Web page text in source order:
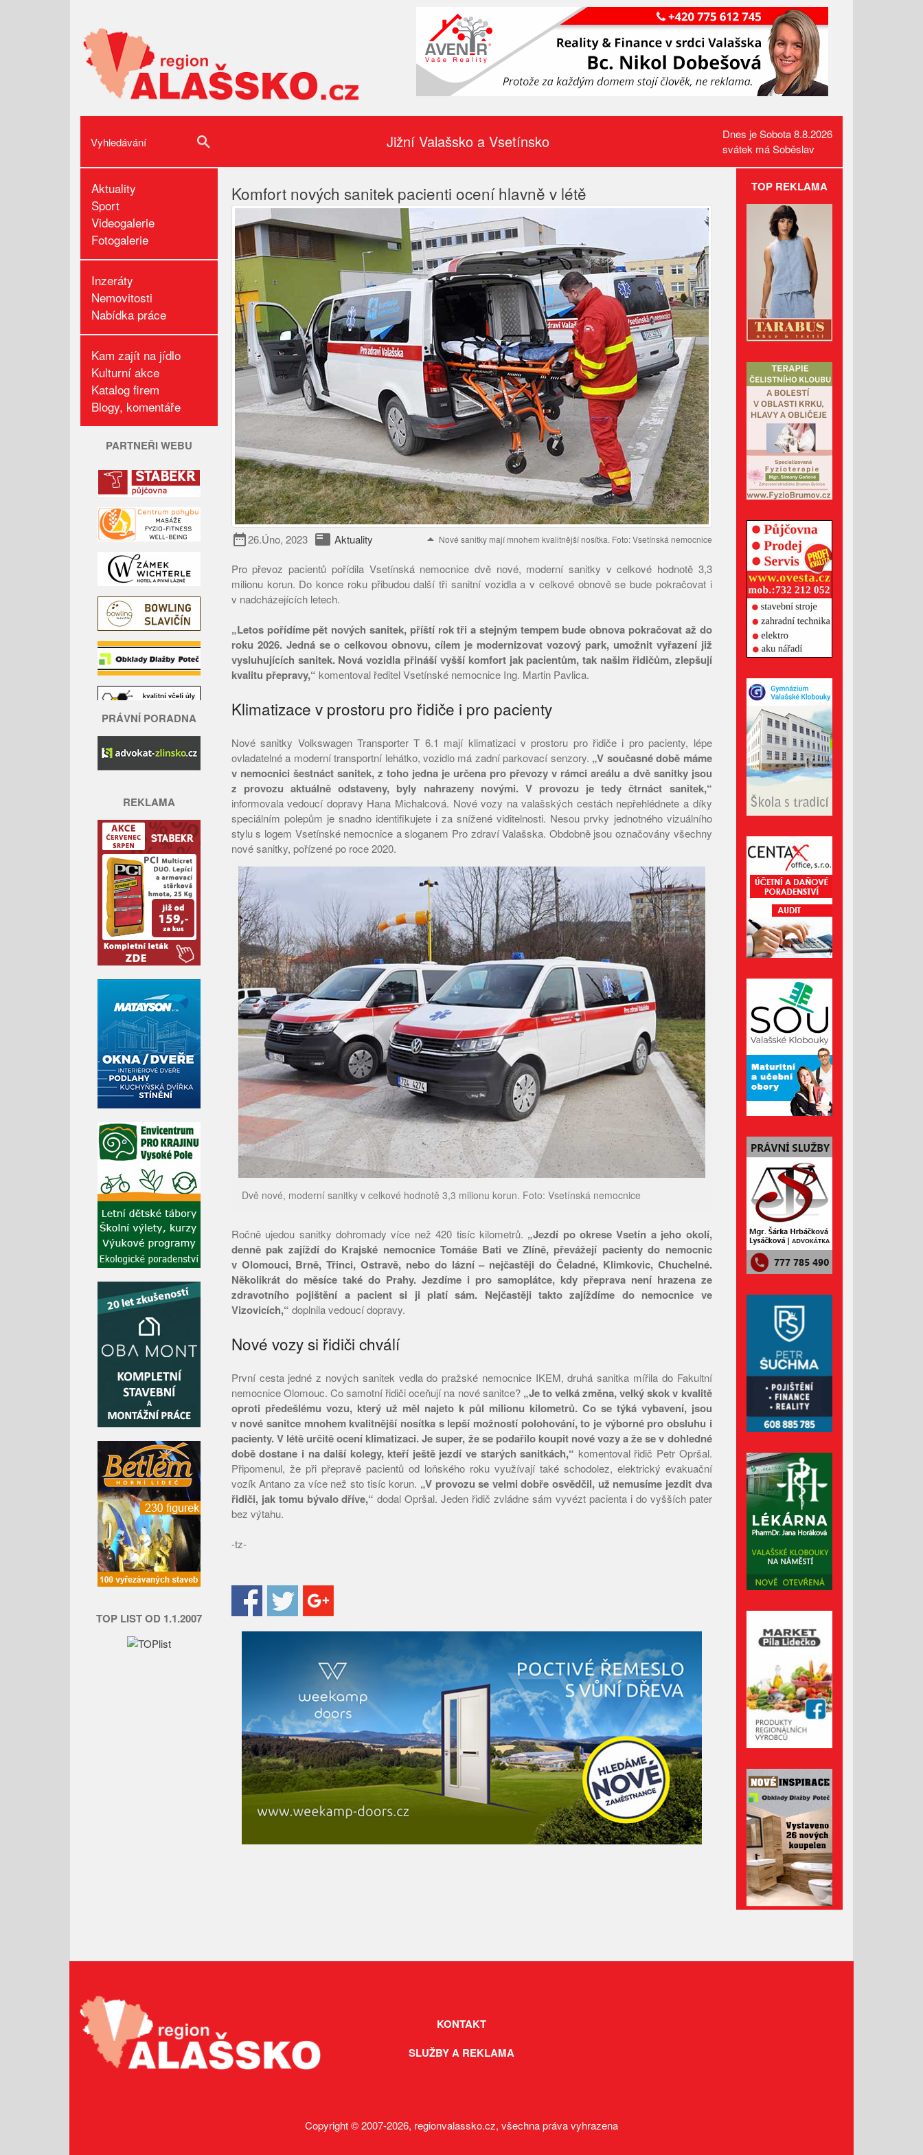
Požár pole v Lidečku vznikl při
sklizňových pracích. Oheň
zastavili hasiči
Kamerový systém nově dohlíží
na skatepark v Luhačovicích
Přehled kulturních akcí v okolí
Administrativní budova z
Valašska patří mezi nejlepší
dřevostavby Evropy
ve Valašských Kloboukách je
už hotová
Srpen 2026
Červen 2026
Květen 2026
Duben 2026
Březen 2026
Únor 2026
Leden 2026
Prosinec 2025
Listopad 2025
Říjen 2025
Září 2025
Srpen 2025
Červenec 2025
Červen 2025
Květen 2025
Duben 2025
Březen 2025
Únor 2025
Leden 2025
Prosinec 2024
Listopad 2024
Říjen 2024
Září 2024
Srpen 2024
Červenec 2024
Červen 2024
Květen 2024
Duben 2024
Březen 2024
Únor 2024
Prosinec 2023
Listopad 2023
Říjen 2023
Září 2023
Srpen 2023
Červenec 2023
Červen 2023
Duben 2023
Březen 2023
Únor 2023
Leden 2023
Prosinec 2022
Listopad 2022
Říjen 2022
Srpen 2022
Červenec 2022
Červen 2022
Květen 2022
Duben 2022
Březen 2022
Únor 2022
Prosinec 2021
Listopad 2021
Říjen 2021
Září 2021
Srpen 2021
Červenec 2021
Červen 2021
Květen 2021
Duben 2021
Březen 2021
Únor 2021
Leden 2021
Prosinec 2020
Listopad 2020
Říjen 2020
Jižní Valašsko a Vsetínsko
Dnes je Sobota 8.8.2026
svátek má Soběslav
Aktuality
Sport
Videogalerie
Fotogalerie
Inzeráty
Nemovitosti
Nabídka práce
Kam zajít na jídlo
Kulturní akce
Katalog firem
Blogy, komentáře
PARTNEŘI WEBU
PRÁVNÍ PORADNA
REKLAMA
TOP LIST OD 1.1.2007
Komfort nových sanitek pacienti ocení hlavně v létě
date_range26.Úno, 2023 featured_play_list Aktuality arrow_drop_up Nové sanitky mají mnohem kvalitnější nosítka. Foto: Vsetínská nemocnice
Pro převoz pacientů pořídila Vsetínská nemocnice dvě nové, moderní sanitky v celkové hodnotě 3,3
milionu korun. Do konce roku přibudou další tři sanitní vozidla a v celkové obnově se bude pokračovat i
v nadcházejících letech.
„Letos pořídíme pět nových sanitek, příští rok tři a stejným tempem bude obnova pokračovat až do
roku 2026. Jedná se o celkovou obnovu, cílem je modernizovat vozový park, umožnit vyřazení již
vysluhujících sanitek. Nová vozidla přináší vyšší komfort jak pacientům, tak našim řidičům, zlepšují
kvalitu přepravy,“ komentoval ředitel Vsetínské nemocnice Ing. Martin Pavlica.
Klimatizace v prostoru pro řidiče i pro pacienty
Nové sanitky Volkswagen Transporter T 6.1 mají klimatizaci v prostoru pro řidiče i pro pacienty, lépe
ovladatelné a moderní transportní lehátko, vozidlo má zadní parkovací senzory. „V současné době máme
v nemocnici šestnáct sanitek, z toho jedna je určena pro převozy v rámci areálu a dvě sanitky jsou
z provozu aktuálně odstaveny, byly nahrazeny novými. V provozu je tedy čtrnáct sanitek,“
informovala vedoucí dopravy Hana Michalcová. Nové vozy na valašských cestách nepřehlédnete a díky
speciálním polepům je snadno identifikujete i za snížené viditelnosti. Nesou prvky jednotného vizuálního
stylu s logem Vsetínské nemocnice a sloganem Pro zdraví Valašska. Obdobně jsou označovány všechny
nové sanitky, pořízené po roce 2020.
Dvě nové, moderní sanitky v celkové hodnotě 3,3 milionu korun. Foto: Vsetínská nemocnice
Ročně ujedou sanitky dohromady více než 420 tisíc kilometrů. „Jezdí po okrese Vsetín a jeho okolí,
denně pak zajíždí do Krajské nemocnice Tomáše Bati ve Zlíně, převážejí pacienty do nemocnic
v Olomouci, Brně, Třinci, Ostravě, nebo do lázní – nejčastěji do Čeladné, Klimkovic, Chuchelné.
Několikrát do měsíce také do Prahy. Jezdíme i pro samoplátce, kdy přeprava není hrazena ze
zdravotního pojištění a pacient si ji platí sám. Nejčastěji takto zajíždíme do nemocnice ve
Vizovicích,“ doplnila vedoucí dopravy.
Nové vozy si řidiči chválí
První cesta jedné z nových sanitek vedla do pražské nemocnice IKEM, druhá sanitka mířila do Fakultní
nemocnice Olomouc. Co samotní řidiči oceňují na nové sanitce? „Je to velká změna, velký skok v kvalitě
oproti předešlému vozu, který už měl najeto k půl milionu kilometrů. Co se týká vybavení, jsou
v nové sanitce mnohem kvalitnější nosítka s lepší možností polohování, to je výborné pro obsluhu i
pacienty. V létě určitě ocení klimatizaci. Je super, že se podařilo koupit nové vozy a že se v dohledné
době dostane i na další kolegy, kteří ještě jezdí ve starých sanitkách,“ komentoval řidič Petr Opršal.
Připomenul, že při přepravě pacientů od loňského roku využívají také schodolez, elektrický evakuační
vozík Antano za více než sto tisíc korun. „V provozu se velmi dobře osvědčil, už nemusíme jezdit dva
řidiči, jak tomu bývalo dříve,“ dodal Opršal. Jeden řidič zvládne sám vyvézt pacienta i do vyšších pater
bez výtahu.
-tz-
TOP REKLAMA
KONTAKT
SLUŽBY A REKLAMA
Copyright © 2007-2026, regionvalassko.cz, všechna práva vyhrazena